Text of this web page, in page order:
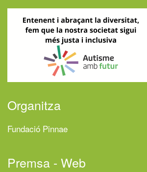
Organitza
Fundació Pinnae
Premsa - Web